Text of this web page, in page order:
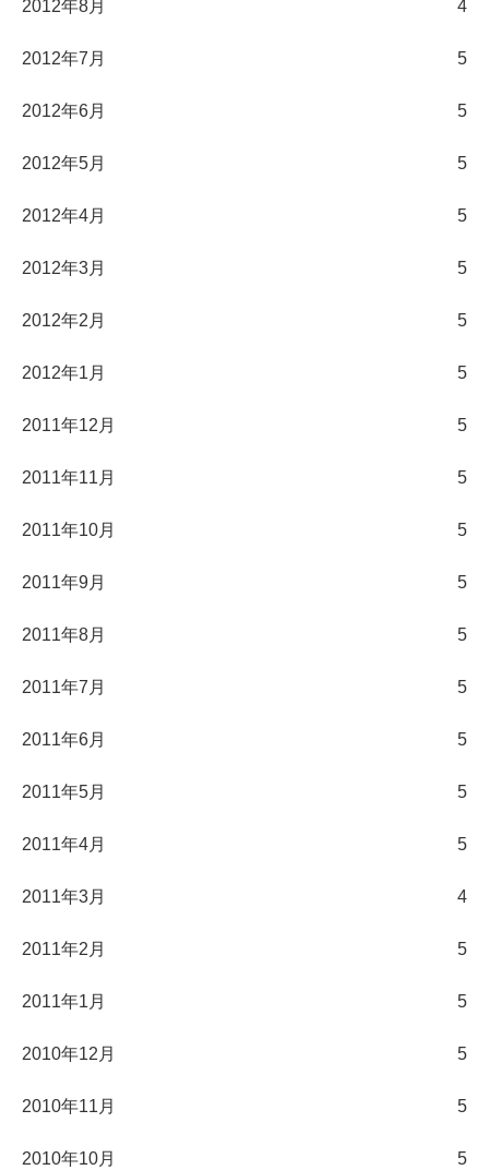
2012年8月 4
2012年7月 5
2012年6月 5
2012年5月 5
2012年4月 5
2012年3月 5
2012年2月 5
2012年1月 5
2011年12月 5
2011年11月 5
2011年10月 5
2011年9月 5
2011年8月 5
2011年7月 5
2011年6月 5
2011年5月 5
2011年4月 5
2011年3月 4
2011年2月 5
2011年1月 5
2010年12月 5
2010年11月 5
2010年10月 5